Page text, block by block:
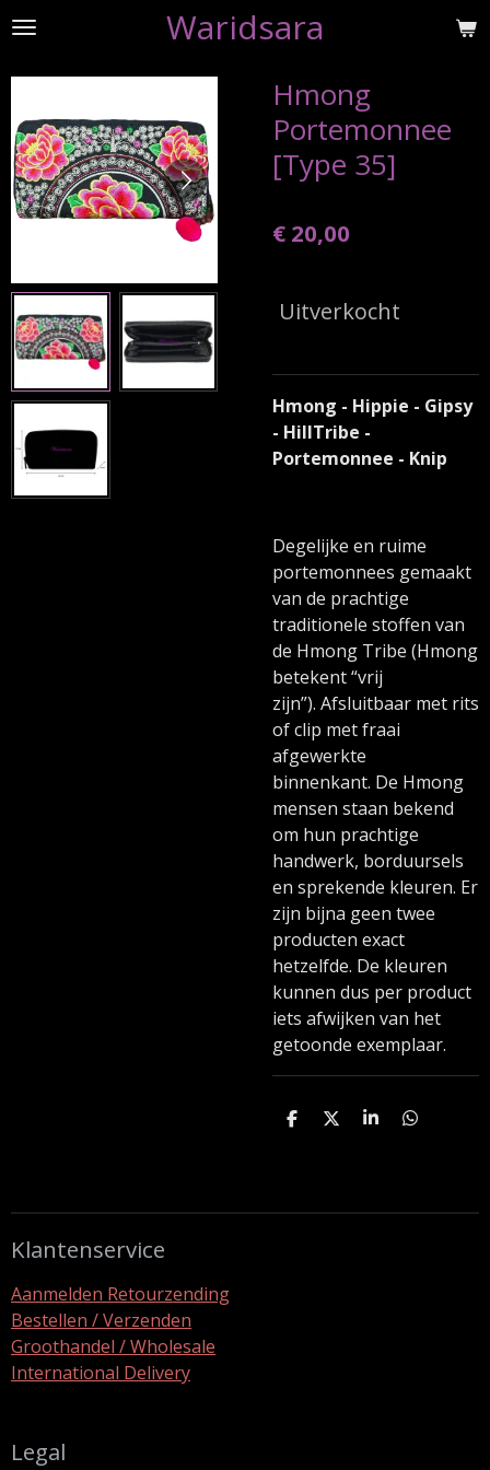
Ga
naar
hoofdinhoud
Waridsara
Hmong
Portemonnee
[Type 35]
€ 20,00
Uitverkocht
Hmong - Hippie - Gipsy
- HillTribe -
Portemonnee - Knip
Degelijke en ruime
portemonnees gemaakt
van de prachtige
traditionele stoffen van
de Hmong Tribe (Hmong
betekent “vrij
zijn”). Afsluitbaar met rits
of clip met fraai
afgewerkte
binnenkant. De Hmong
mensen staan bekend
om hun prachtige
handwerk, borduursels
en sprekende kleuren. Er
zijn bijna geen twee
producten exact
hetzelfde. De kleuren
kunnen dus per product
iets afwijken van het
getoonde exemplaar.
D
D
S
D
Klantenservice
Aanmelden Retourzending
Bestellen / Verzenden
Groothandel / Wholesale
International Delivery
Legal